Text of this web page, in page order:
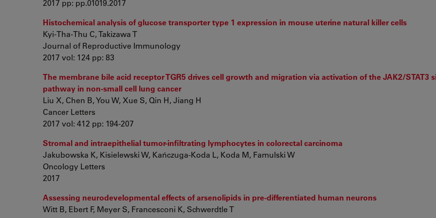
2017 pp: pp.01019.2017
Histochemical analysis of glucose transporter type 1 expression in mouse uterine natural killer cells
Kyi-Tha-Thu C, Takizawa T
Journal of Reproductive Immunology
2017 vol: 124 pp: 83
The membrane bile acid receptor TGR5 drives cell growth and migration via activation of the JAK2/STAT3
pathway in non-small cell lung cancer
Liu X, Chen B, You W, Xue S, Qin H, Jiang H
Cancer Letters
2017 vol: 412 pp: 194-207
Stromal and intraepithelial tumor-infiltrating lymphocytes in colorectal carcinoma
Jakubowska K, Kisielewski W, Kańczuga-Koda L, Koda M, Famulski W
Oncology Letters
2017
Assessing neurodevelopmental effects of arsenolipids in pre-differentiated human neurons
Witt B, Ebert F, Meyer S, Francesconi K, Schwerdtle T